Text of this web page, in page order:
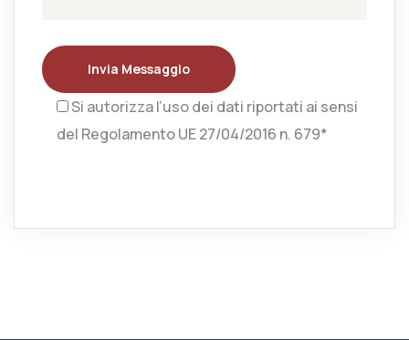
Invia Messaggio
Si autorizza l’uso dei dati riportati ai sensi
del Regolamento UE 27/04/2016 n. 679*